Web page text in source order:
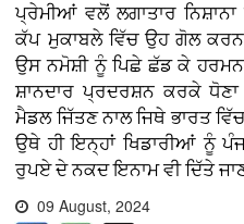
ਪ੍ਰੇਮੀਆਂ ਵਲੋਂ ਲਗਾਤਾਰ
ਕੱਪ ਮੁਕਾਬਲੇ ਵਿੱਚ ਉਹ ਗੋਲ
ਉਸ ਨਮੋਸ਼ੀ ਨੂੰ ਪਿਛੇ ਛੱਡ ਕੇ
ਸ਼ਾਨਦਾਰ ਪ੍ਰਦਰਸ਼ਨ ਕਰਕੇ
ਮੈਡਲ ਜਿੱਤਣ ਨਾਲ ਜਿਥੇ ਭਾਰਤ
ਉਥੇ ਹੀ ਇਨ੍ਹਾਂ ਖਿਡਾਰੀਆਂ ਨੂੰ
ਰੁਪਏ ਦੇ ਨਕਦ ਇਨਾਮ ਵੀ ਦਿੱਤੇ
09 August, 2024